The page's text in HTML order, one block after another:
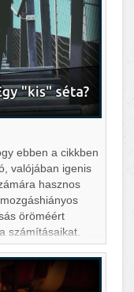
ebben a cikkben
valójában igenis
hasznos
öröméért
számításaikat.
Fokvárosban,
fővá